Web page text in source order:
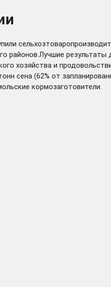
районов.Лучшие
хозяйства и
сена (62% от
кормозаготовители.